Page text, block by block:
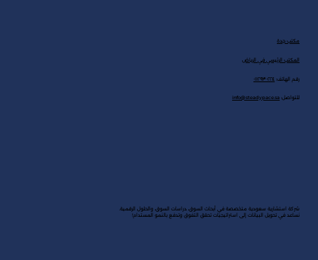
شركة استشارية سعودية متخصصة في أبحاث السوق، دراسات السوق، والحلول الرقمية.
نساعد في تحويل البيانات إلى استراتيجيات تحقق التفوق وتدفع بالنمو المستدام!
مكتب جدة
المكتب الرئيسي في الرياض
رقم الهاتف: ٠١١٢٩٣٠٢٢٤
للتواصل: info@steadypace.sa